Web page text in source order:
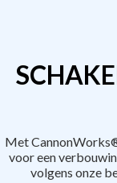
Met
voor een
volgens onze